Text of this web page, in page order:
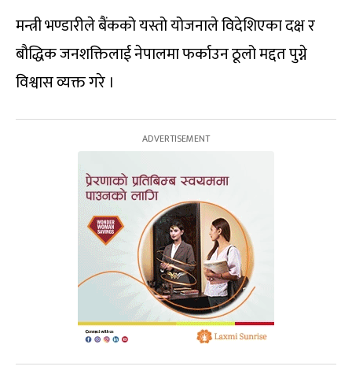
मन्त्री भण्डारीले बैंकको यस्तो योजनाले विदेशिएका दक्ष र
बौद्धिक जनशक्तिलाई नेपालमा फर्काउन ठूलो मद्दत पुग्ने
विश्वास व्यक्त गरे ।